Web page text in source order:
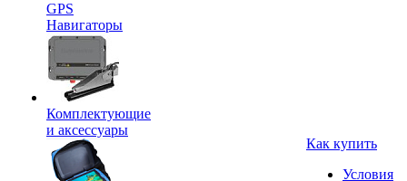
GPS
Навигаторы
Комплектующие
и аксессуары
Как купить
Условия